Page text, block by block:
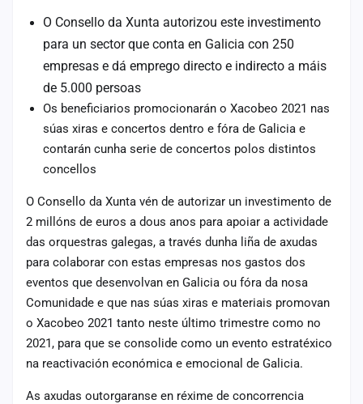
O Consello da Xunta autorizou este investimento
para un sector que conta en Galicia con 250
empresas e dá emprego directo e indirecto a máis
de 5.000 persoas
Os beneficiarios promocionarán o Xacobeo 2021 nas
súas xiras e concertos dentro e fóra de Galicia e
contarán cunha serie de concertos polos distintos
concellos
O Consello da Xunta vén de autorizar un investimento de
2 millóns de euros a dous anos para apoiar a actividade
das orquestras galegas, a través dunha liña de axudas
para colaborar con estas empresas nos gastos dos
eventos que desenvolvan en Galicia ou fóra da nosa
Comunidade e que nas súas xiras e materiais promovan
o Xacobeo 2021 tanto neste último trimestre como no
2021, para que se consolide como un evento estratéxico
na reactivación económica e emocional de Galicia.
As axudas outorgaranse en réxime de concorrencia
cuenta
Administración